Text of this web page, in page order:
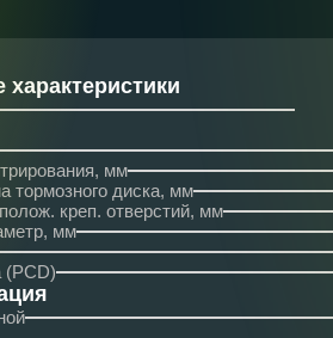
мм
тормозного диска, мм
креп. отверстий, мм
мм
(PCD)